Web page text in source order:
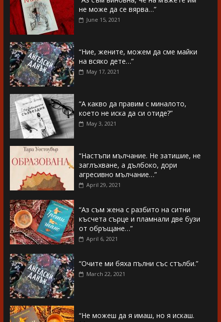
не може да се вярва…”
June 15, 2021
“Ние, жените, можем да сме майки
на всяко дете…”
May 17, 2021
“А какво да правим с миналото,
което не иска да си отиде?”
May 3, 2021
“Настъпи мълчание. Не затишие, не
заглъхване, а дълбоко, дори
агресивно мълчание…”
April 29, 2021
“Аз съм жена с разбито на ситни
късчета сърце и пламнали две бузи
от обръщане…”
April 6, 2021
“Очите ми бяха пълни със стълби.”
March 22, 2021
“Не можеш да я имаш, но я искаш.